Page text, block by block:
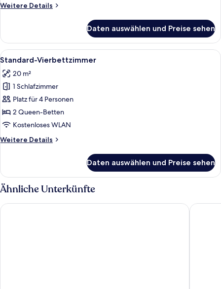
Weitere Details
Weitere
Daten auswählen und Preise sehen
Alle
Fotos
für
Standard-
Vierbettzimmer
anzeigen
Ein Zimmer mit zwei Betten, einem
8
Standard-Vierbettzimmer
20 m²
1 Schlafzimmer
Platz für 4 Personen
2 Queen-Betten
Kostenloses WLAN
Weitere Details
Weitere
Vierbettzimmer
Daten auswählen und Preise sehen
Ähnliche Unterkünfte
Hotel Linda Vista Arenal